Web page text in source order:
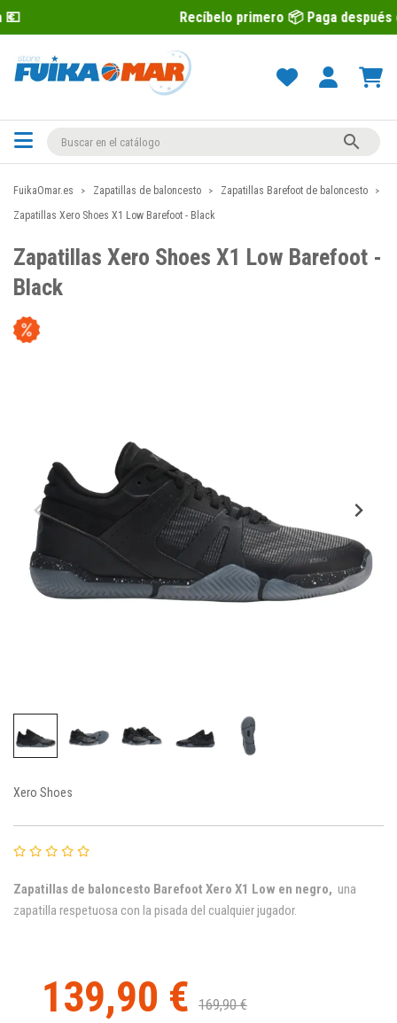
Recíbelo primero 📦 Paga después con Sequra 💶

FuikaOmar.es Zapatillas de baloncesto
Zapatillas Barefoot de baloncesto
Zapatillas Xero Shoes X1 Low Barefoot - Black
Zapatillas Xero Shoes X1 Low Barefoot -
Black
Xero Shoes
Zapatillas de baloncesto Barefoot Xero X1 Low en negro, una
zapatilla respetuosa con la pisada del cualquier jugador.
139,90 € 169,90 €